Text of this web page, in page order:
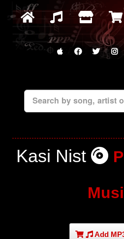
Search by song, artist
Kasi Nist
Add